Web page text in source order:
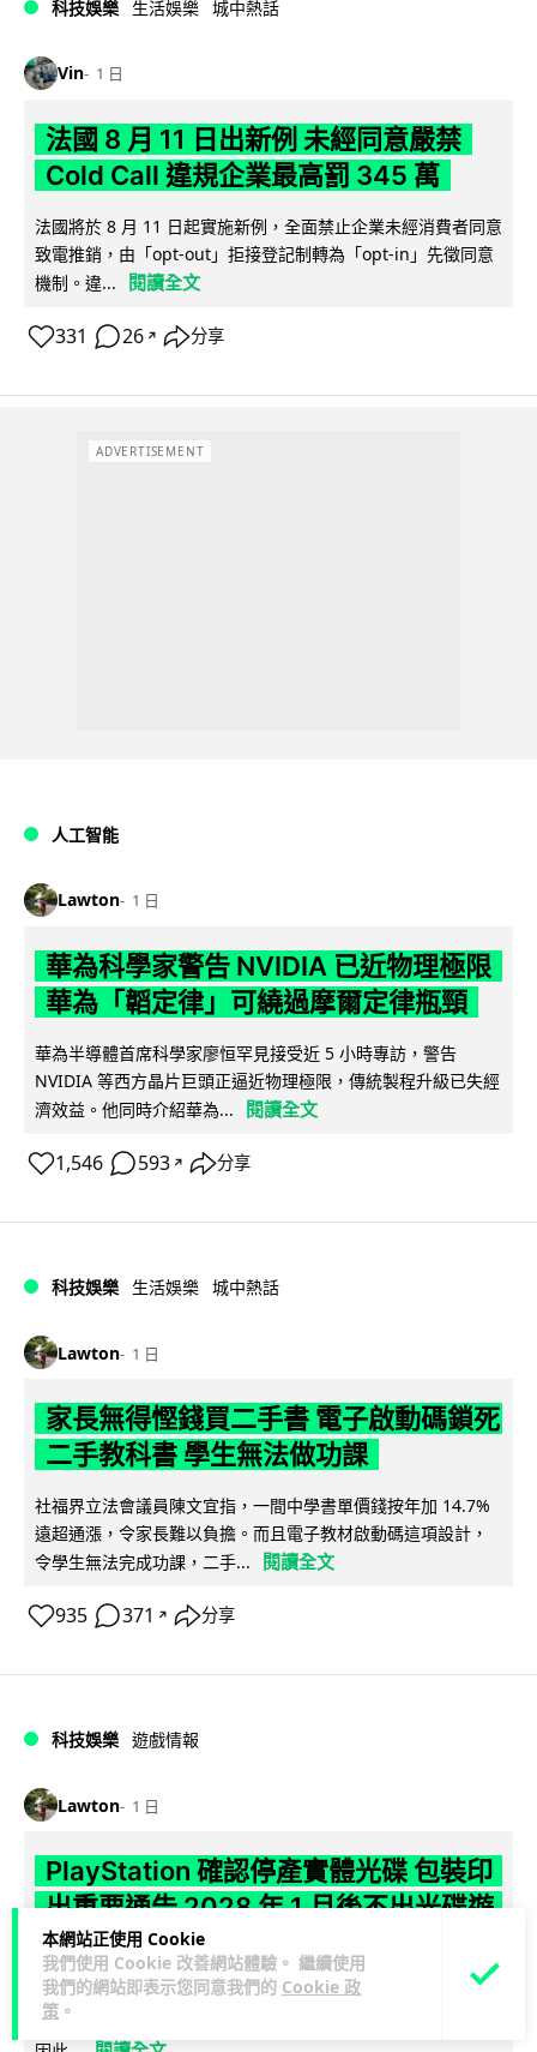
本網站正使用 Cookie
我們使用 Cookie 改善網站體驗。 繼續使用
我們的網站即表示您同意我們的 Cookie 政
策 。
科技娛樂 生活娛樂 城中熱話
Vin 1 日
法國 8 月 11 日出新例 未經同意嚴禁
Cold Call 違規企業最高罰 345 萬
法國將於 8 月 11 日起實施新例，全面禁止企業未經消費者同意
致電推銷，由「opt-out」拒接登記制轉為「opt-in」先徵同意
機制。違...
閱讀全文
331 26 ↗ 分享
ADVERTISEMENT
人工智能
Lawton 1 日
華為科學家警告 NVIDIA 已近物理極限
華為「韜定律」可繞過摩爾定律瓶頸
華為半導體首席科學家廖恒罕見接受近 5 小時專訪，警告
NVIDIA 等西方晶片巨頭正逼近物理極限，傳統製程升級已失經
濟效益。他同時介紹華為...
閱讀全文
1,546 593 ↗ 分享
科技娛樂 生活娛樂 城中熱話
Lawton 1 日
家長無得慳錢買二手書 電子啟動碼鎖死
二手教科書 學生無法做功課
社福界立法會議員陳文宜指，一間中學書單價錢按年加 14.7%
遠超通漲，令家長難以負擔。而且電子教材啟動碼這項設計，
令學生無法完成功課，二手...
閱讀全文
935 371 ↗ 分享
科技娛樂 遊戲情報
Lawton 1 日
PlayStation 確認停產實體光碟 包裝印
出重要通告 2028 年 1 月後不出光碟遊
戲
Sony 已在 PS5 主機包裝加貼提示貼紙，重申官方 7 月已公布
計劃：2028 年 1 月起停產新遊戲實體光碟。分析師預期 PS6